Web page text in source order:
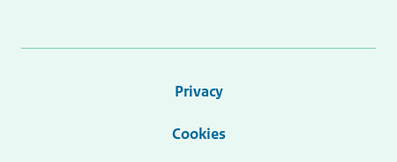
Privacy
Cookies